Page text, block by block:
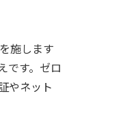
施します
です。ゼロ
やネット